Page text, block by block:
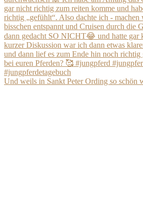
Und weils in Sankt Peter Ording so schön